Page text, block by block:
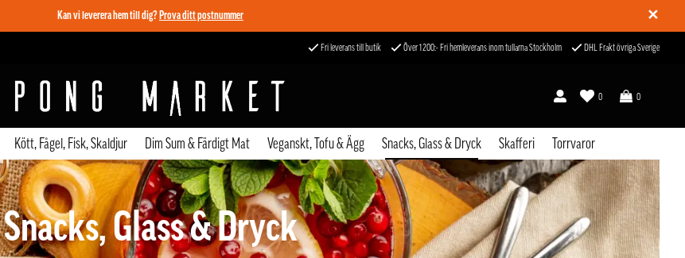
✕
Kan vi leverera hem till dig? Prova ditt postnummer
Fri leverans till butik Över 1200:- Fri hemleverans inom tullarna Stockholm DHL Frakt övriga Sverige
0
0
Kött, Fågel, Fisk, Skaldjur Dim Sum & Färdigt Mat Veganskt, Tofu & Ägg Snacks, Glass & Dryck Skafferi Torrvaror
Snacks, Glass & Dryck